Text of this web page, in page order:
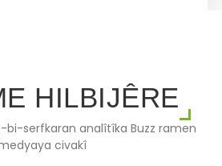
HILBIJÊRE
bi-serfkaran analîtîka Buzz ramen
civakî